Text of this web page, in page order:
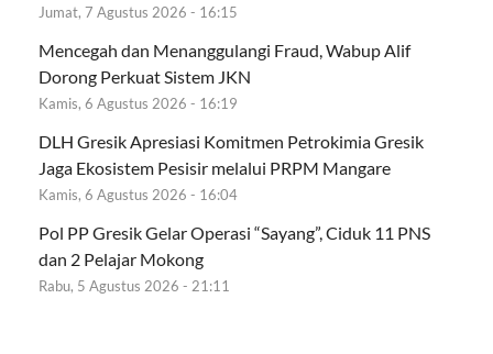
Jumat, 7 Agustus 2026 - 16:15
Mencegah dan Menanggulangi Fraud, Wabup Alif
Dorong Perkuat Sistem JKN
Kamis, 6 Agustus 2026 - 16:19
DLH Gresik Apresiasi Komitmen Petrokimia Gresik
Jaga Ekosistem Pesisir melalui PRPM Mangare
Kamis, 6 Agustus 2026 - 16:04
Pol PP Gresik Gelar Operasi “Sayang”, Ciduk 11 PNS
dan 2 Pelajar Mokong
Rabu, 5 Agustus 2026 - 21:11